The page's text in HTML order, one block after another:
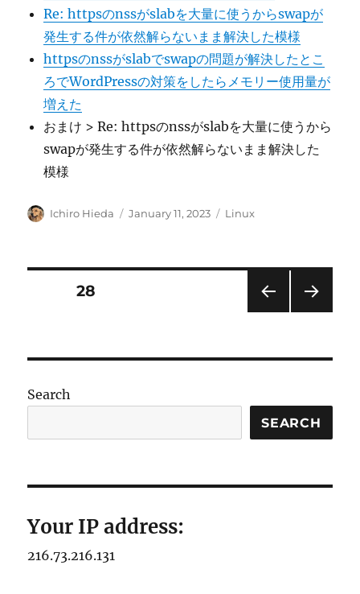
Re: httpsのnssがslabを大量に使うからswapが
発生する件が依然解らないまま解決した模様
httpsのnssがslabでswapの問題が解決したとこ
ろでWordPressの対策をしたらメモリー使用量が
増えた
おまけ > Re: httpsのnssがslabを大量に使うから
swapが発生する件が依然解らないまま解決した
模様
Author
Ichiro Hieda
Posted
January 11, 2023 Categories
Linux
Posts
PAG
PAGE28
Search
SEARCH
Your IP address:
216.73.216.131